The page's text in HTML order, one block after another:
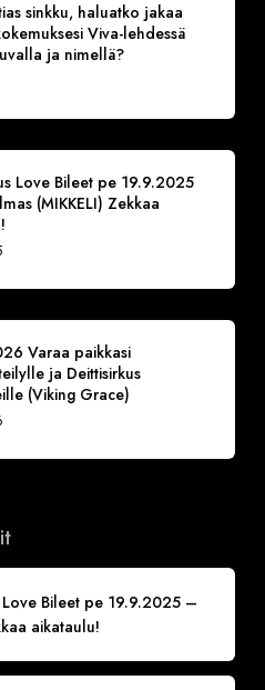
sinkku, haluatko jakaa
Viva-lehdessä
ja nimellä?
Love Bileet pe 19.9.2025
(MIKKELI) Zekkaa
Varaa paikkasi
ja Deittisirkus
(Viking Grace)
Love Bileet pe 19.9.2025 –
aikataulu!